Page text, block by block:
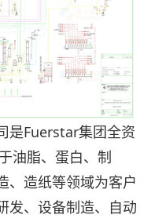
是Fuerstar集团全资
油脂、蛋白、制
、造纸等领域为客户
发、设备制造、自动